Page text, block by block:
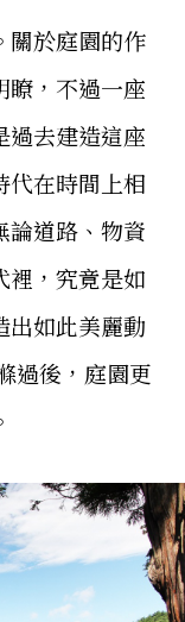
關於庭園的作
瞭，不過一座
過去建造這座
代在時間上相
論道路、物資
裡，究竟是如
出如此美麗動
過後，庭園更